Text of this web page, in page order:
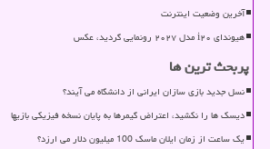
آخرین وضعیت اینترنت
هیوندای i۲۰ مدل ۲۰۲۷ رونمایی گردید، عکس
پربحث ترین ها
نسل جدید بازی سازان ایرانی از دانشگاه می آیند؟
دیسک ها را نکشید، اعتراض گیمرها به پایان نسخه فیزیکی بازیها
یک ساعت از زمان ایلان ماسک 100 میلیون دلار می ارزد؟